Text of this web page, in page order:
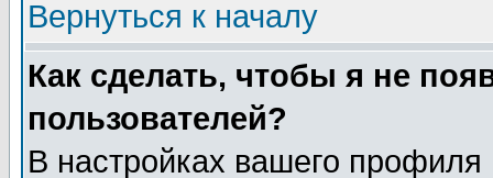
Вернуться к началу
Как сделать, чтобы я не
пользователей?
В настройках вашего